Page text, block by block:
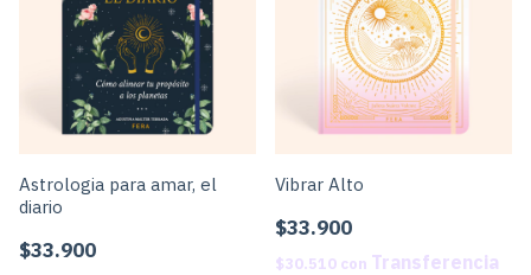
Astrologia para amar, el
diario
$33.900
Vibrar Alto
$33.900
$30.510 con